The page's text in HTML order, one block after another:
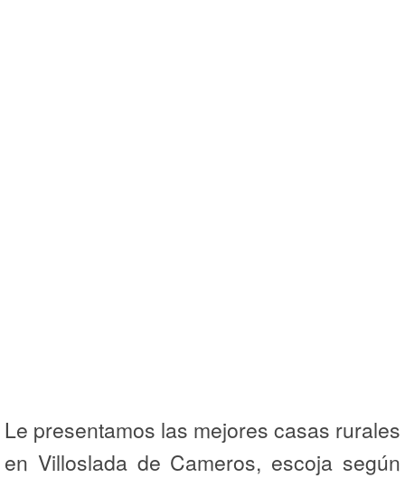
Le presentamos las mejores casas rurales
en Villoslada de Cameros, escoja según